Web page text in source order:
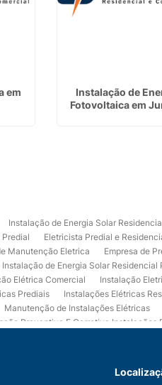
em
Instalação de
Fotovoltaica em
Instalação de Energia Solar
Eletricista Predial e
Manutenção Eletrica
Empresa de
Instalação de Energia Solar Residencial
Elétrica Comercial
Instalação
Prediais Instalações Elétricas
Manutenção de Instalações Elétricas
Preventiva E Corretiva Instalações
Solar Instalação de Energia